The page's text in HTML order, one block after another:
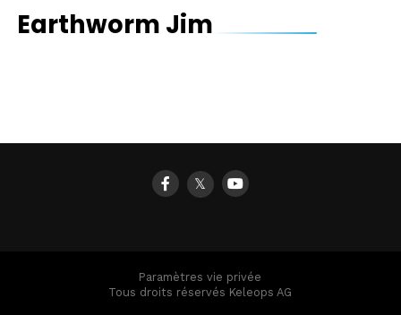
Earthworm Jim
𝕏
Paramètres vie privée
Tous droits réservés Keleops AG